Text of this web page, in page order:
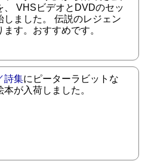
、 VHSビデオとDVDのセッ
しました。 伝説のレジェン
ます。おすすめです。
詩集にピーターラビットな
本が入荷しました。